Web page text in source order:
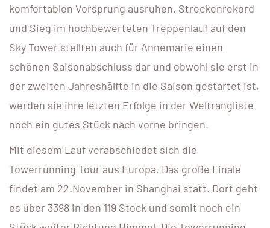
komfortablen Vorsprung ausruhen. Streckenrekord
und Sieg im hochbewerteten Treppenlauf auf den
Sky Tower stellten auch für Annemarie einen
schönen Saisonabschluss dar und obwohl sie erst in
der zweiten Jahreshälfte in die Saison gestartet ist,
werden sie ihre letzten Erfolge in der Weltrangliste
noch ein gutes Stück nach vorne bringen.
Mit diesem Lauf verabschiedet sich die
Towerrunning Tour aus Europa. Das große Finale
findet am 22.November in Shanghai statt. Dort geht
es über 3398 in den 119 Stock und somit noch ein